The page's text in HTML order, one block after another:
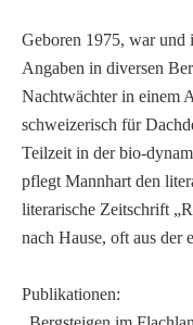
Geboren 1975, war und
Angaben in diversen
Nachtwächter in einem
schweizerisch für
Teilzeit in der bio-
pflegt Mannhart den
literarische Zeitschrift
nach Hause, oft aus der
Publikationen: